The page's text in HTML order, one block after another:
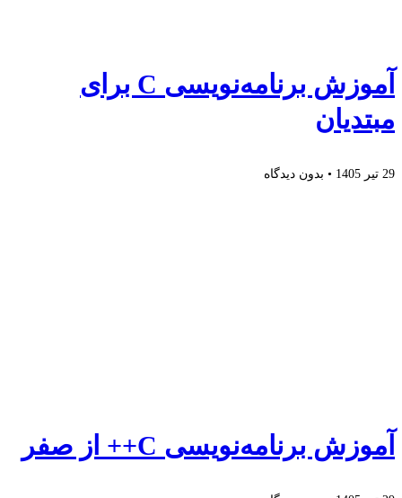
آموزش برنامه‌نویسی C برای
مبتدیان
29 تیر 1405 بدون دیدگاه
آموزش برنامه‌نویسی C++ از صفر